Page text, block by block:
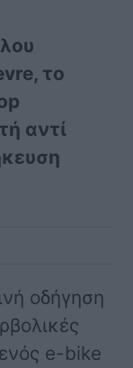
το
αντί
οδήγηση
e-bike